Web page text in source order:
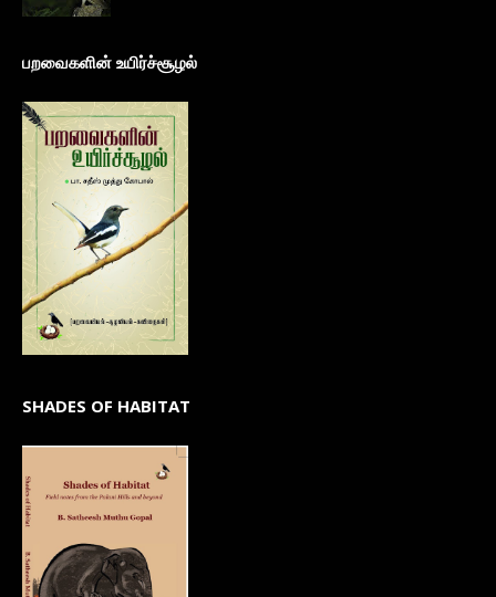
பறவைகளின் உயிர்ச்சூழல்
SHADES OF HABITAT